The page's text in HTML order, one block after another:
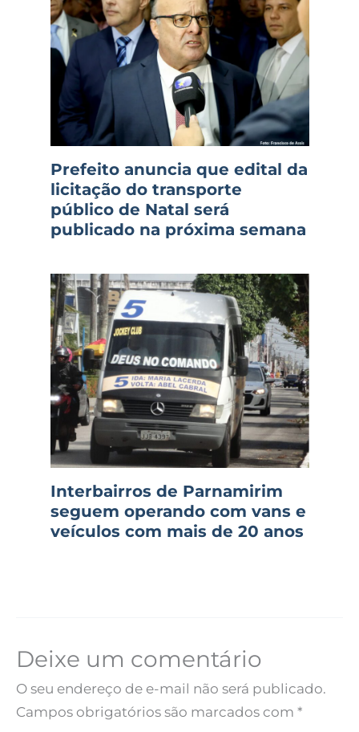
Prefeito anuncia que edital da
licitação do transporte
público de Natal será
publicado na próxima semana
Interbairros de Parnamirim
seguem operando com vans e
veículos com mais de 20 anos
Deixe um comentário
O seu endereço de e-mail não será publicado.
Campos obrigatórios são marcados com *